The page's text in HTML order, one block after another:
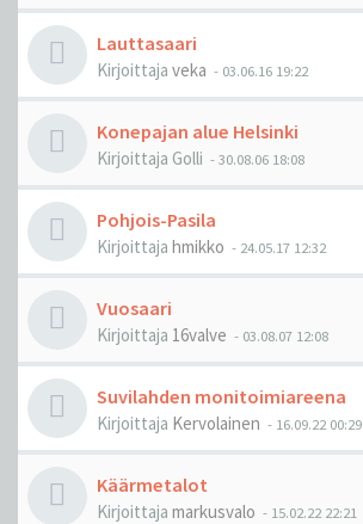
Lauttasaari
Kirjoittaja veka - 03.06.16 19:22
Konepajan alue Helsinki
Kirjoittaja Golli -30.08.06 18:08
Pohjois-Pasila
Kirjoittaja hmikko - 24.05.17 12:32
Vuosaari
Kirjoittaja 16valve - 03.08.07 12:08
Suvilahden monitoimiareena
Kirjoittaja Kervolainen - 16.09.22 00:29
Käärmetalot
Kirjoittaja markusvalo - 15.02.22 22:21